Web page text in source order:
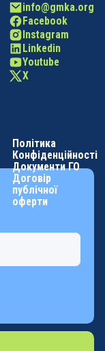
Facebook
Instagram
Linkedin
Youtube
X
info@gmka.org
Політика
Конфіденційності
Документи ГО
Договір
публічної
оферти